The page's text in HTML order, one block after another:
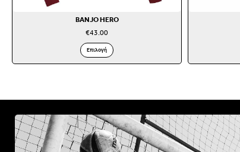
BANJO HERO
€43.00
Επιλογή